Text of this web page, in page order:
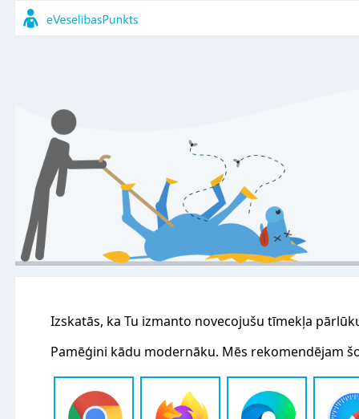
Izskatās, ka Tu izmanto novecojušu tīmekļa
Pamēģini kādu modernāku. Mēs rekomendējam